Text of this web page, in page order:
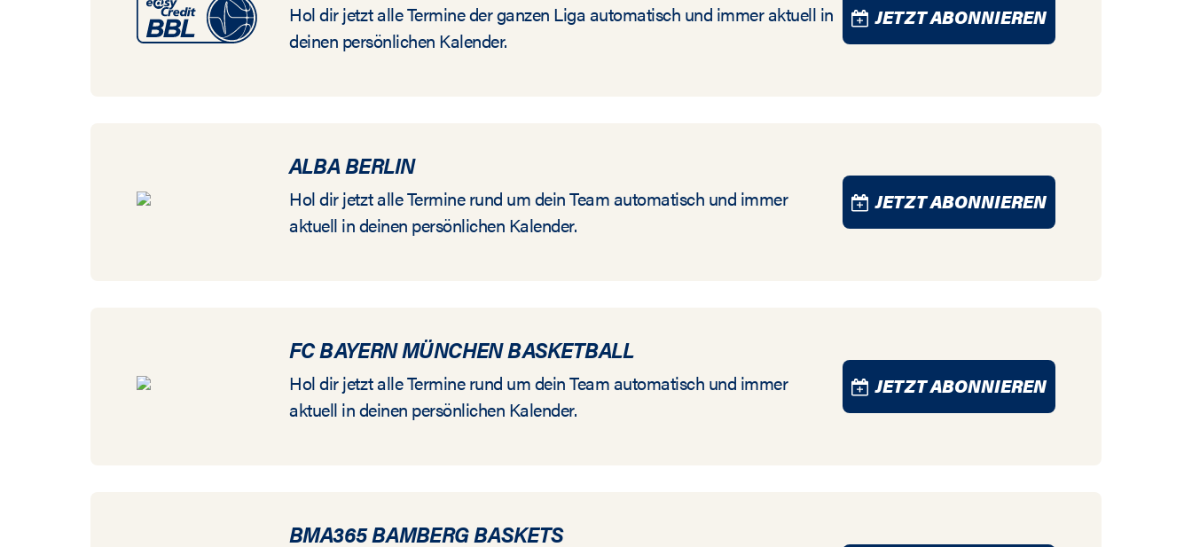
Hol dir jetzt alle Termine der ganzen Liga automatisch und immer aktuell in
deinen persönlichen Kalender.
JETZT ABONNIEREN
ALBA BERLIN
Hol dir jetzt alle Termine rund um dein Team automatisch und immer
aktuell in deinen persönlichen Kalender.
JETZT ABONNIEREN
FC BAYERN MÜNCHEN BASKETBALL
Hol dir jetzt alle Termine rund um dein Team automatisch und immer
aktuell in deinen persönlichen Kalender.
JETZT ABONNIEREN
BMA365 BAMBERG BASKETS